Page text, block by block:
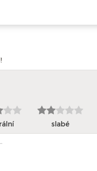
slabé